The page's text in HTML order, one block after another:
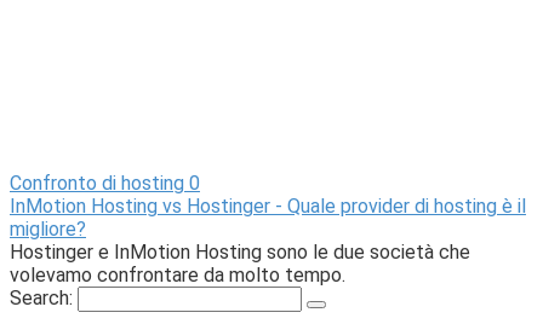
Confronto di hosting 0
InMotion Hosting vs Hostinger - Quale provider di hosting è il
migliore?
Hostinger e InMotion Hosting sono le due società che
volevamo confrontare da molto tempo.
Search: